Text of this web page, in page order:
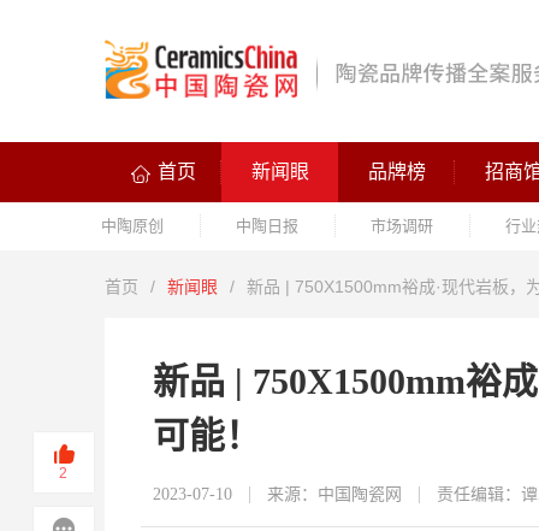
首页 新闻眼 品牌榜 招商
中陶原创 中陶日报 市场调研 行
首页 / 新闻眼 / 新品 | 750X1500mm裕成·现代岩板，
新品 | 750X1500mm裕
可能！
2023-07-10 来源：中国陶瓷网 责任编辑：
2